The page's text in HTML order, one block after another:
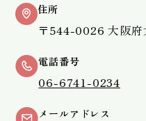
住所
〒544-0026 大阪
電話番号
06-6741-0234
メールアドレス